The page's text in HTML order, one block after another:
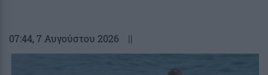
07:44, 7 Αυγούστου 2026 ||